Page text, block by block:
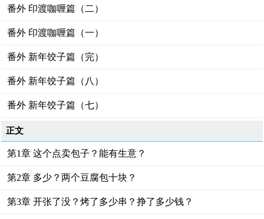
番外 印渡咖喱篇（二）
番外 印渡咖喱篇（一）
番外 新年饺子篇（完）
番外 新年饺子篇（八）
番外 新年饺子篇（七）
正文
第1章 这个点卖包子？能有生意？
第2章 多少？两个豆腐包十块？
第3章 开张了没？烤了多少串？挣了多少钱？